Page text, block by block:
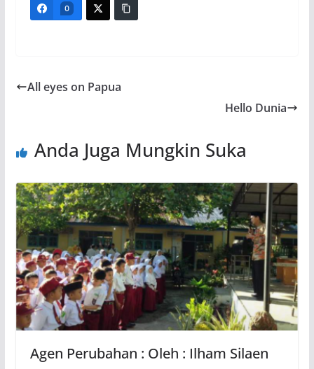
0
All eyes on Papua
Hello Dunia
Anda Juga Mungkin Suka
Agen Perubahan : Oleh : Ilham Silaen